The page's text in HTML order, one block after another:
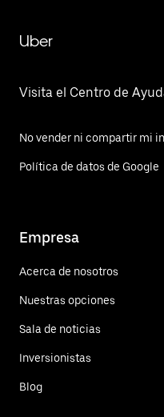
Uber
Visita el Centro de
No vender ni compartir mi
Política de datos de Google
Empresa
Acerca de nosotros
Nuestras opciones
Sala de noticias
Inversionistas
Blog